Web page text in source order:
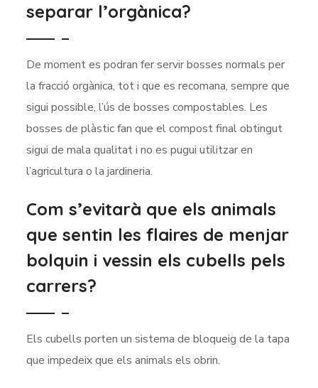
separar l’orgànica?
De moment es podran fer servir bosses normals per
la fracció orgànica, tot i que es recomana, sempre que
sigui possible, l’ús de bosses compostables. Les
bosses de plàstic fan que el compost final obtingut
sigui de mala qualitat i no es pugui utilitzar en
l’agricultura o la jardineria.
Com s’evitarà que els animals
que sentin les flaires de menjar
bolquin i vessin els cubells pels
carrers?
Els cubells porten un sistema de bloqueig de la tapa
que impedeix que els animals els obrin.